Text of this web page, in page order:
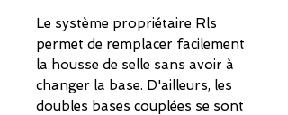
Le système propriétaire Rls
permet de remplacer facilement
la housse de selle sans avoir à
changer la base. D'ailleurs, les
doubles bases couplées se sont